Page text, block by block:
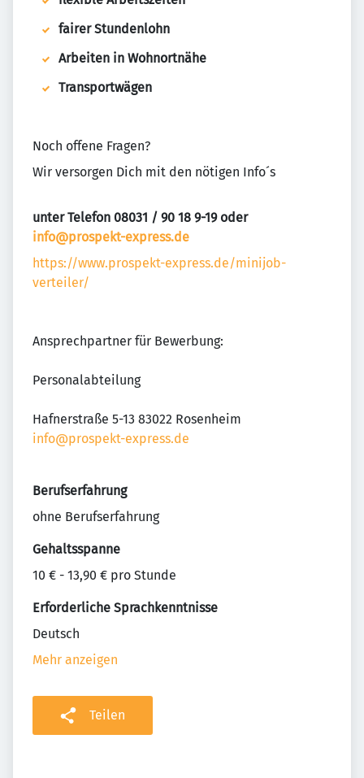
fairer Stundenlohn
Arbeiten in Wohnortnähe
Transportwägen
Noch offene Fragen?
Wir versorgen Dich mit den nötigen Info´s
unter Telefon 08031 / 90 18 9-19 oder
info@prospekt-express.de
https://www.prospekt-express.de/minijob-
verteiler/
Ansprechpartner für Bewerbung:
Personalabteilung
Hafnerstraße 5-13 83022 Rosenheim
info@prospekt-express.de
Berufserfahrung
ohne Berufserfahrung
Gehaltsspanne
10 € - 13,90 € pro Stunde
Erforderliche Sprachkenntnisse
Deutsch
Mehr anzeigen
Teilen